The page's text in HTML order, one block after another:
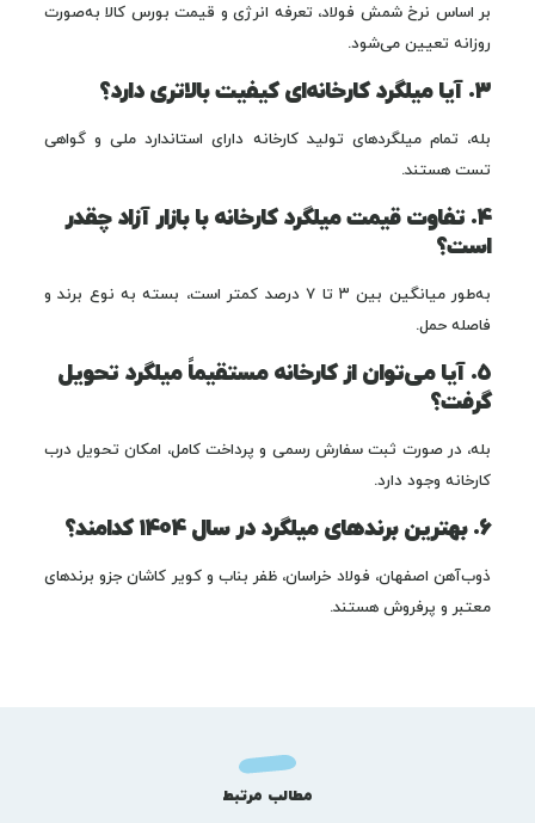
بر اساس نرخ شمش فولاد، تعرفه انرژی و قیمت بورس کالا به‌صورت
روزانه تعیین می‌شود.
۳. آیا میلگرد کارخانه‌ای کیفیت بالاتری دارد؟
بله، تمام میلگردهای تولید کارخانه دارای استاندارد ملی و گواهی
تست هستند.
۴. تفاوت قیمت میلگرد کارخانه با بازار آزاد چقدر
است؟
به‌طور میانگین بین ۳ تا ۷ درصد کمتر است، بسته به نوع برند و
فاصله حمل.
۵. آیا می‌توان از کارخانه مستقیماً میلگرد تحویل
گرفت؟
بله، در صورت ثبت سفارش رسمی و پرداخت کامل، امکان تحویل درب
کارخانه وجود دارد.
۶. بهترین برندهای میلگرد در سال ۱۴۰۴ کدامند؟
ذوب‌آهن اصفهان، فولاد خراسان، ظفر بناب و کویر کاشان جزو برندهای
معتبر و پرفروش هستند.
مطالب مرتبط